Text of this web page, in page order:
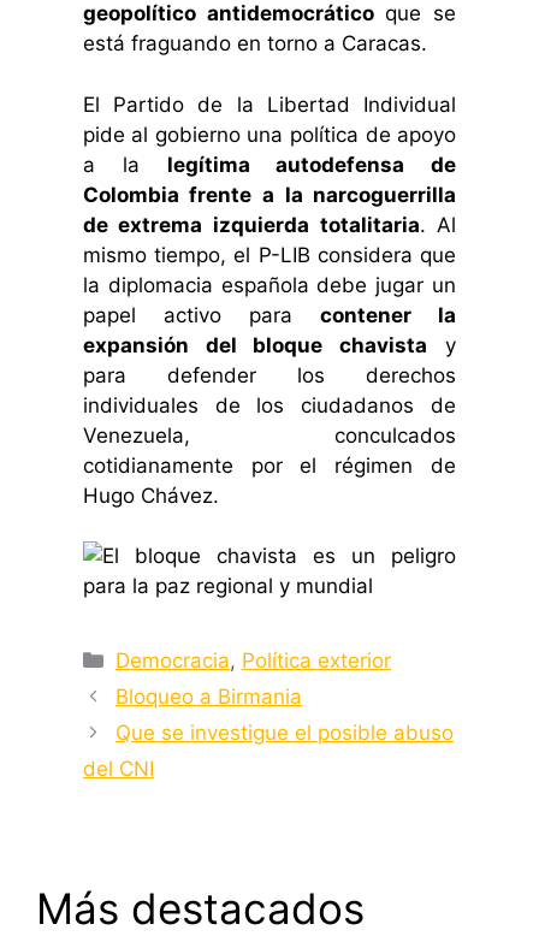
geopolítico antidemocráticoque se
está fraguando en torno a Caracas.
El Partido de la Libertad Individual
pide al gobierno una política de apoyo
a la legítima autodefensa de
Colombia frente a la narcoguerrilla
de extrema izquierda totalitaria. Al
mismo tiempo, el P-LIB considera que
la diplomacia española debe jugar un
papel activo paracontener la
expansión del bloque chavista y
para defender los derechos
individuales de los ciudadanos de
Venezuela, conculcados
cotidianamente por el régimen de
Hugo Chávez.
Categorías
Democracia, Política exterior
Bloqueo a Birmania
Que se investigue el posible abuso
del CNI
Más destacados